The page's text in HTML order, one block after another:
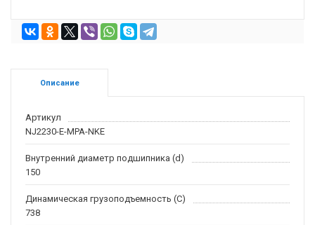
Описание
Артикул
NJ2230-E-MPA-NKE
Внутренний диаметр подшипника (d)
150
Динамическая грузоподъемность (C)
738